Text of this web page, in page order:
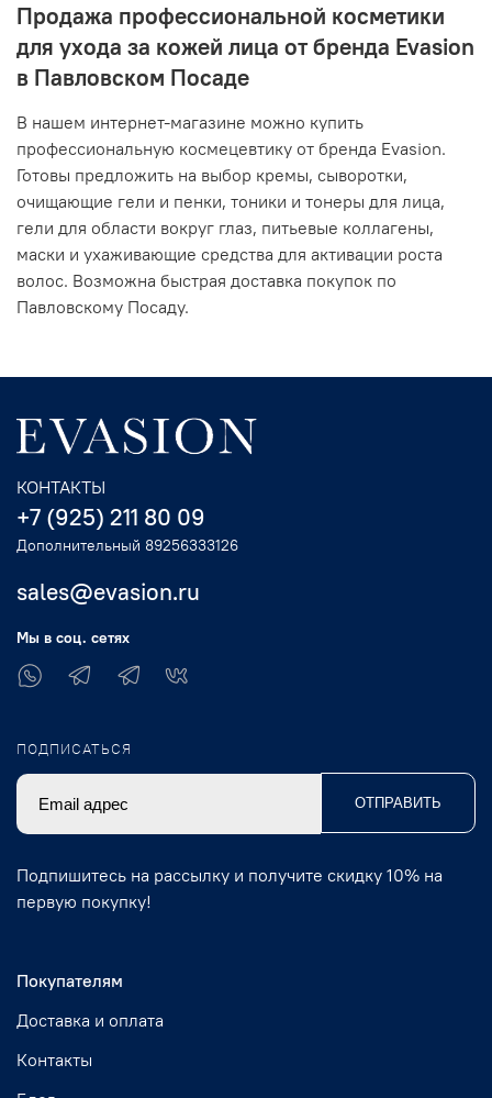
Продажа профессиональной косметики
для ухода за кожей лица от бренда Evasion
в Павловском Посаде
В нашем интернет-магазине можно купить
профессиональную космецевтику от бренда Evasion.
Готовы предложить на выбор кремы, сыворотки,
очищающие гели и пенки, тоники и тонеры для лица,
гели для области вокруг глаз, питьевые коллагены,
маски и ухаживающие средства для активации роста
волос. Возможна быстрая доставка покупок по
Павловскому Посаду.
Покупателям
Доставка и оплата
Контакты
КОНТАКТЫ
+7 (925) 211 80 09
Дополнительный 89256333126
sales@evasion.ru
Мы в соц. сетях
ПОДПИСАТЬСЯ
ОТПРАВИТЬ
Подпишитесь на рассылку и получите скидку 10% на
первую покупку!